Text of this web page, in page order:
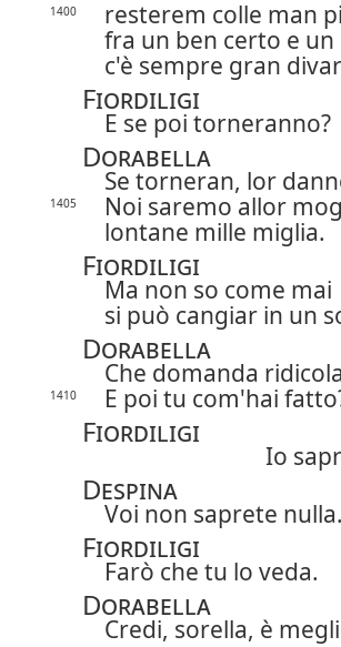
1400
resterem colle man
fra un ben certo e
c'è sempre gran
Fiordiligi
E se poi torneranno?
Dorabella
Se torneran, lor
1405
Noi saremo allor
lontane mille miglia.
Fiordiligi
Ma non so come mai
si può cangiar in un
Dorabella
Che domanda
1410 E poi tu com'hai
Fiordiligi
Io
Despina
Voi non saprete nulla.
Fiordiligi
Farò che tu lo veda.
Dorabella
Credi, sorella, è